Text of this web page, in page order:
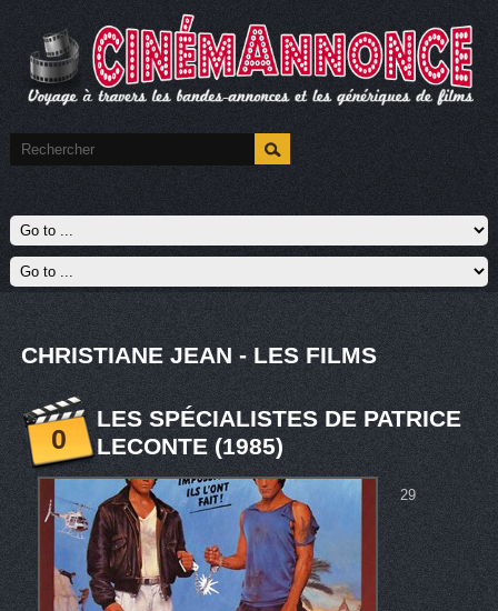
CHRISTIANE JEAN - LES FILMS
0
LES SPÉCIALISTES DE PATRICE
LECONTE (1985)
29